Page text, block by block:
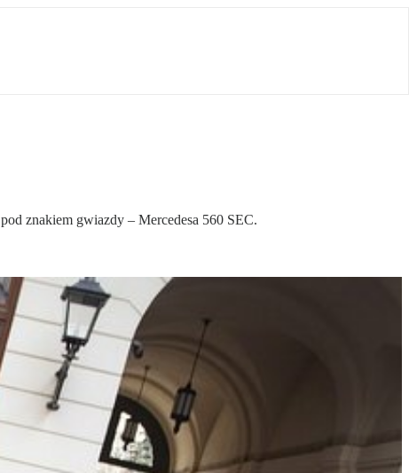
znakiem gwiazdy – Mercedesa 560 SEC.